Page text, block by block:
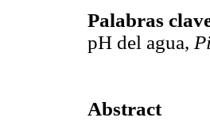
Palabras
pH del agua,
Abstract